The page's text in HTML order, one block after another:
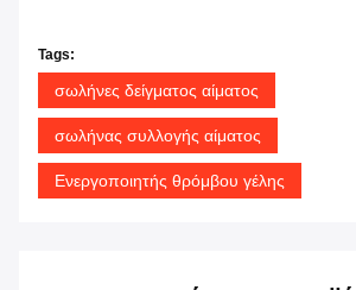
Tags:
σωλήνες δείγματος αίματος
σωλήνας συλλογής αίματος
Ενεργοποιητής θρόμβου γέλης